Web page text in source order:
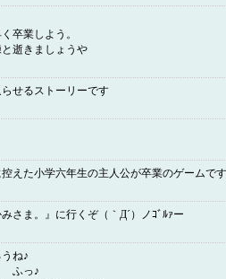
卒業しよう。
逝きましょうや
せるストーリーです
えた小学六年生の主人公が卒業のゲームです
さま。』に行くぞ（｀Д´）ノｺﾞﾙｧー
ね♪
ふっ♪